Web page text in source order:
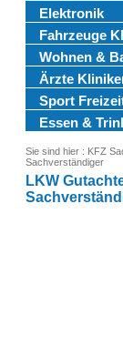
Elektronik
Fahrzeuge
Wohnen &
Ärzte
Sport
Essen &
Sie sind hier : KFZ
Sachverständiger
LKW